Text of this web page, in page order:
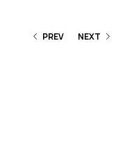
PREV NEXT